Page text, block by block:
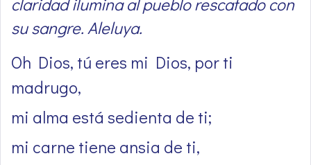
su sangre. Aleluya.
Oh Dios, tú eres mi Dios, por ti
madrugo,
mi alma está sedienta de ti;
mi carne tiene ansia de ti,